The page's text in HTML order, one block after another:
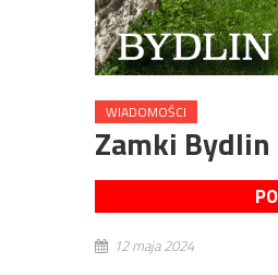
WIADOMOŚCI
Zamki
12 maja 2024